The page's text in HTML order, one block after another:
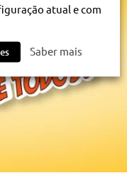
atual e com
Saber mais